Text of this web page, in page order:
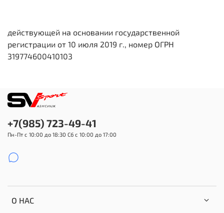
действующей на основании государственной
регистрации от 10 июля 2019 г., номер ОГРН
319774600410103
О НАС
+7(985) 723-49-41
Пн-Пт с 10:00 до 18:30 Сб с 10:00 до 17:00